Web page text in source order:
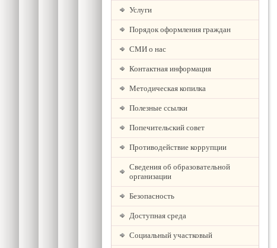
Услуги
Порядок оформления граждан
СМИ о нас
Контактная информация
Методическая копилка
Полезные ссылки
Попечительский совет
Противодействие коррупции
Сведения об образовательной
организации
Безопасность
Доступная среда
Социальный участковый